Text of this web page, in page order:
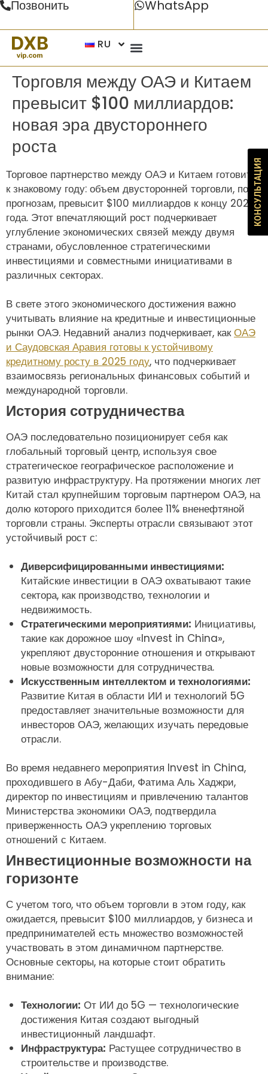
Позвонить WhatsApp
RU
Торговля между ОАЭ и Китаем
превысит $100 миллиардов:
новая эра двустороннего
роста
Торговое партнерство между ОАЭ и Китаем готовится
к знаковому году: объем двусторонней торговли, по
прогнозам, превысит $100 миллиардов к концу 2024
года. Этот впечатляющий рост подчеркивает
углубление экономических связей между двумя
странами, обусловленное стратегическими
инвестициями и совместными инициативами в
различных секторах.
В свете этого экономического достижения важно
учитывать влияние на кредитные и инвестиционные
рынки ОАЭ. Недавний анализ подчеркивает, какОАЭ
и Саудовская Аравия готовы к устойчивому
кредитному росту в 2025 году, что подчеркивает
взаимосвязь региональных финансовых событий и
международной торговли.
История сотрудничества
ОАЭ последовательно позиционирует себя как
глобальный торговый центр, используя свое
стратегическое географическое расположение и
развитую инфраструктуру. На протяжении многих лет
Китай стал крупнейшим торговым партнером ОАЭ, на
долю которого приходится более 11% вненефтяной
торговли страны. Эксперты отрасли связывают этот
устойчивый рост с:
Диверсифицированными инвестициями:
Китайские инвестиции в ОАЭ охватывают такие
сектора, как производство, технологии и
недвижимость.
Стратегическими мероприятиями: Инициативы,
такие как дорожное шоу «Invest in China»,
укрепляют двусторонние отношения и открывают
новые возможности для сотрудничества.
Искусственным интеллектом и технологиями:
Развитие Китая в области ИИ и технологий 5G
предоставляет значительные возможности для
инвесторов ОАЭ, желающих изучать передовые
отрасли.
Во время недавнего мероприятия Invest in China,
проходившего в Абу-Даби, Фатима Аль Хаджри,
директор по инвестициям и привлечению талантов
Министерства экономики ОАЭ, подтвердила
приверженность ОАЭ укреплению торговых
отношений с Китаем.
Инвестиционные возможности на
горизонте
С учетом того, что объем торговли в этом году, как
ожидается, превысит $100 миллиардов, у бизнеса и
предпринимателей есть множество возможностей
участвовать в этом динамичном партнерстве.
Основные секторы, на которые стоит обратить
внимание:
Технологии: От ИИ до 5G — технологические
достижения Китая создают выгодный
инвестиционный ландшафт.
Инфраструктура: Растущее сотрудничество в
строительстве и производстве.
КОНСУЛЬТАЦИЯ